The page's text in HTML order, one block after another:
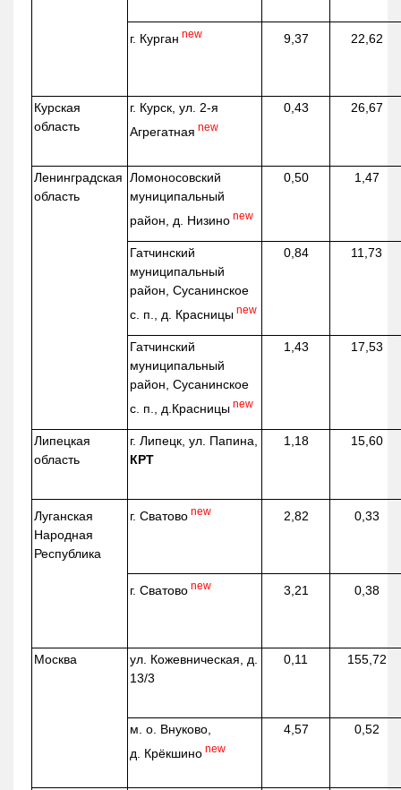
г. Курган new 9,37 22,62
Курская
область
г. Курск, ул. 2-я
Агрегатная new
0,43 26,67
Ленинградская
область
Ломоносовский
муниципальный
район, д. Низино new
0,50 1,47
Гатчинский
муниципальный
район, Сусанинское
с. п., д. Красницы new
0,84 11,73
Гатчинский
муниципальный
район, Сусанинское
с. п., д.Красницы new
1,43 17,53
Липецкая
область
г. Липецк, ул. Папина,
КРТ
1,18 15,60
Луганская
Народная
Республика
г. Сватово new 2,82 0,33
г. Сватово new 3,21 0,38
Москва ул. Кожевническая, д.
13/3
0,11 155,72
м. о. Внуково,
д. Крёкшино new
4,57 0,52